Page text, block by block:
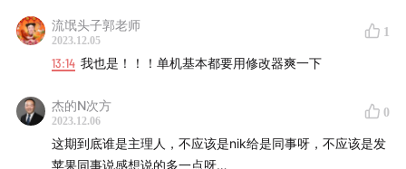
流氓头子郭老师
2023.12.05
1
13:14 我也是！！！单机基本都要用修改器爽一下
杰的N次方
2023.12.06
0
这期到底谁是主理人，不应该是nik给是同事呀，不应该是发
苹果同事说感想说的多一点呀…